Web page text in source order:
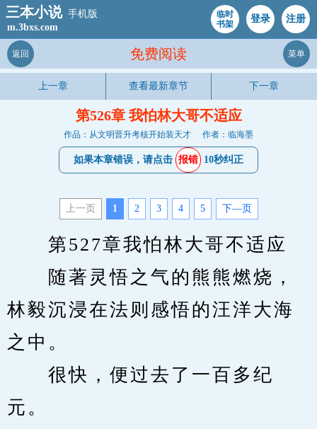
三本小说 手机版
m.3bxs.com
临时
书架
登录 注册
免费阅读
返回 菜单
上一章 查看最新章节 下一章
第526章 我怕林大哥不适应
作品：从文明晋升考核开始装天才 作者：临海墨
如果本章错误，请点击 报错 10秒纠正
上一页 1 2 3 4 5 下—页
第527章我怕林大哥不适应
随著灵悟之气的熊熊燃烧，
林毅沉浸在法则感悟的汪洋大海
之中。
很快，便过去了一百多纪
元。